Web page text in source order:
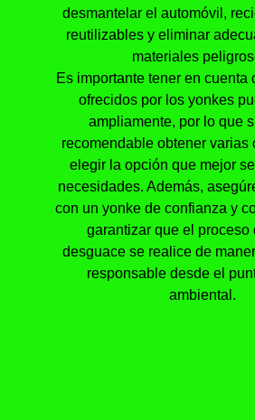
desmantelar el automóvil,
reutilizables y eliminar
materiales
Es importante tener en cuenta
ofrecidos por los yonkes
ampliamente, por lo que
recomendable obtener varias
elegir la opción que mejor
necesidades. Además,
con un yonke de confianza y
garantizar que el proceso
desguace se realice de
responsable desde el
ambiental.